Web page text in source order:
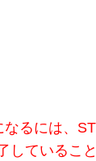
るには、
しているこ